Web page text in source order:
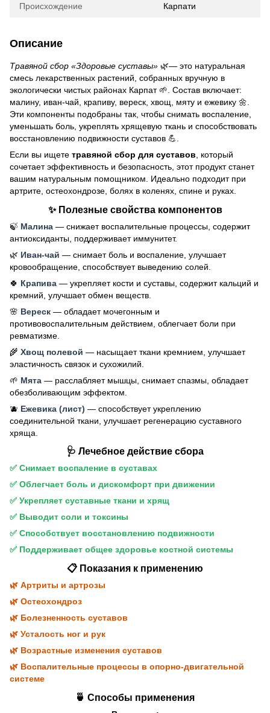
Происхождение Карпати
Описание
Травяной сбор «Здоровые суставы» 🌿— это натуральная
смесь лекарственных растений, собранных вручную в
экологически чистых районах Карпат 🌱. Состав включает:
малину, иван-чай, крапиву, вереск, хвощ, мяту и ежевику 🌼.
Эти компоненты подобраны так, чтобы снимать воспаление,
уменьшать боль, укреплять хрящевую ткань и способствовать
восстановлению подвижности суставов 💪.
Если вы ищете травяной сбор для суставов , который
сочетает эффективность и безопасность, этот продукт станет
вашим натуральным помощником. Идеально подходит при
артрите, остеохондрозе, болях в коленях, спине и руках.
✨ Полезные свойства компонентов
🍃 Малина — снижает воспалительные процессы, содержит
антиоксиданты, поддерживает иммунитет.
🌿 Иван-чай — снимает боль и воспаление, улучшает
кровообращение, способствует выведению солей.
🍀 Крапива — укрепляет кости и суставы, содержит кальций и
кремний, улучшает обмен веществ.
🌸 Вереск — обладает мочегонным и
противовоспалительным действием, облегчает боли при
ревматизме.
🌾 Хвощ полевой — насыщает ткани кремнием, улучшает
эластичность связок и сухожилий.
🌱 Мята — расслабляет мышцы, снимает спазмы, обладает
обезболивающим эффектом.
🫐 Ежевика (лист) — способствует укреплению
соединительной ткани, улучшает регенерацию суставного
хряща.
🩺 Лечебное действие сбора
✅ Снимает воспаление в суставах
✅ Облегчает боль и дискомфорт при движении
✅ Укрепляет суставные ткани и хрящ
✅ Выводит соли и токсины
✅ Способствует восстановлению подвижности
✅ Поддерживает общее здоровье костной системы
📋 Показания к применению
🌿 Артриты и артрозы
🌿 Остеохондроз
🌿 Болезненность суставов
🌿 Усталость ног и рук
🌿 Возрастные изменения суставов
🌿 Воспалительные процессы в опорно-двигательной
системе
🍵 Способы применения